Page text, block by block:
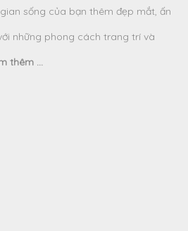
sống của bạn thêm đẹp mắt, ấn
những phong cách trang trí và
thêm ...